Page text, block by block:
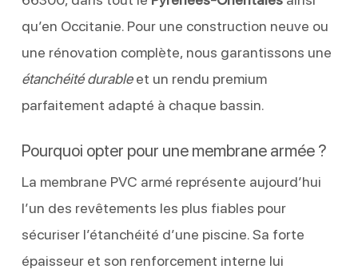
qu’en Occitanie. Pour une construction neuve ou
une rénovation complète, nous garantissons une
étanchéité durableet un rendu premium
parfaitement adapté à chaque bassin.
Pourquoi opter pour une membrane armée ?
La membrane PVC armé représente aujourd’hui
l’un des revêtements les plus fiables pour
sécuriser l’étanchéité d’une piscine. Sa forte
épaisseur et son renforcement interne lui